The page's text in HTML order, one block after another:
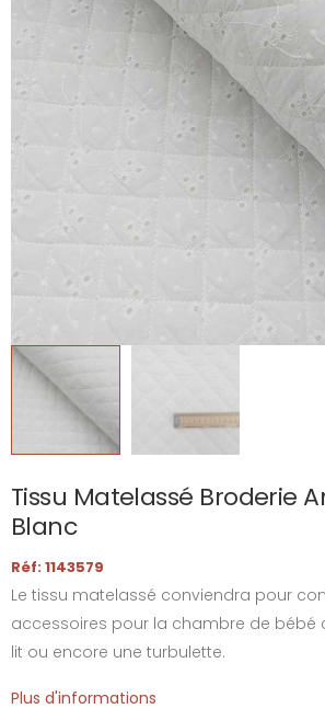
Tissu Matelassé Broderie
Blanc
Réf: 1143579
Le tissu matelassé conviendra pour
accessoires pour la chambre de bébé
lit ou encore une turbulette.
Plus d'informations